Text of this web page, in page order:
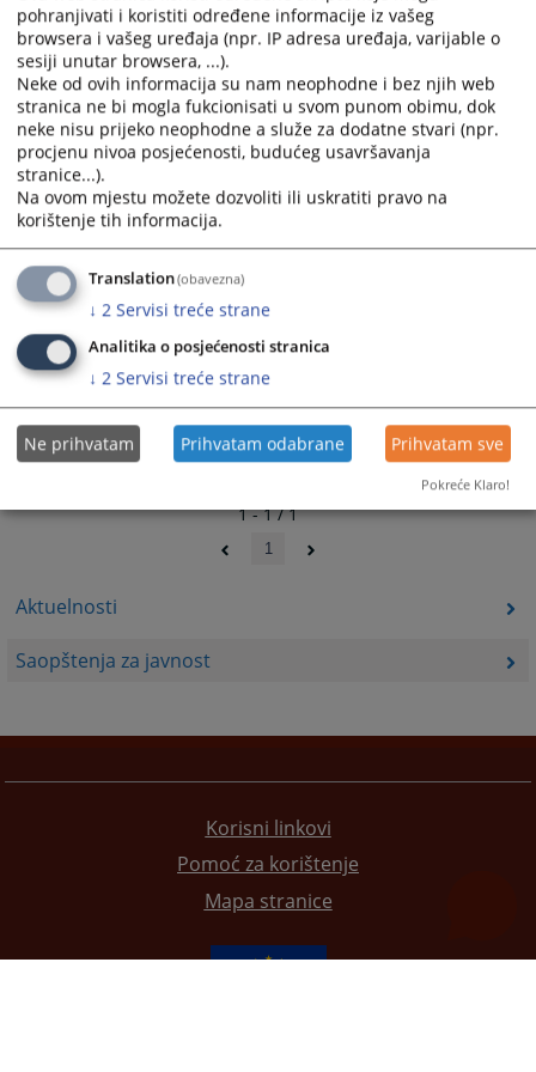
Aktuelnosti
Saopštenja za javnost
and
select
a
date.
Press
the
question
mark
key
to
get
the
keyboard
shortcuts
changing
dates.
and
select
a
date.
Press
the
mark
key
to
get
the
keyboard
for
changing
dates.
16.02.2011.
1 - 1 / 1
1
Korisni linkovi
Pomoć za korištenje
Mapa stranice
pohranjivati i koristiti određene informacije iz vašeg
browsera i vašeg uređaja (npr. IP adresa uređaja, varijable o
sesiji unutar browsera, ...).
Neke od ovih informacija su nam neophodne i bez njih web
stranica ne bi mogla fukcionisati u svom punom obimu, dok
neke nisu prijeko neophodne a služe za dodatne stvari (npr.
procjenu nivoa posjećenosti, budućeg usavršavanja
stranice...).
Na ovom mjestu možete dozvoliti ili uskratiti pravo na
korištenje tih informacija.
Translation(obavezna)
↓ 2 Servisi treće strane
Analitika o posjećenosti stranica
↓ 2 Servisi treće strane
Ne prihvatam Prihvatam odabrane Prihvatam sve
Pokreće Klaro!